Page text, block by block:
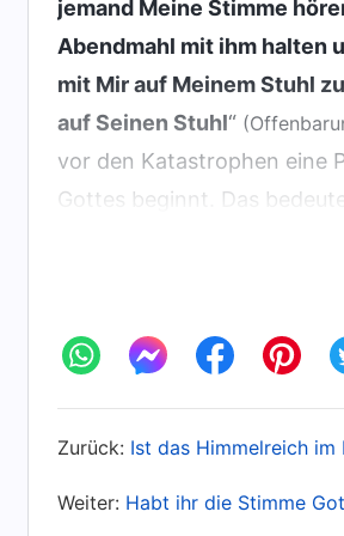
jemand Meine Stimme
Abendmahl mit ihm halten
mit Mir auf Meinem Stuhl
auf Seinen Stuhl“
vor den Katastrophen eine
Gottes beginnt. Das
Werk des Gerichts tun
Vergangenheit gehört,
Worte des Allmächtigen
Zurück: Ist das Himmelreich
Weiter: Habt ihr die Stimme